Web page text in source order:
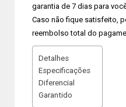
garantia de 7 dias para
Caso não fique satisfeito,
reembolso total do
Detalhes
Especificações
Diferencial
Garantido